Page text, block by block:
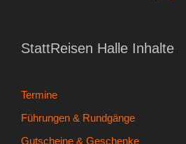
StattReisen Halle Inhalte
Termine
Führungen & Rundgänge
Gutscheine & Geschenke